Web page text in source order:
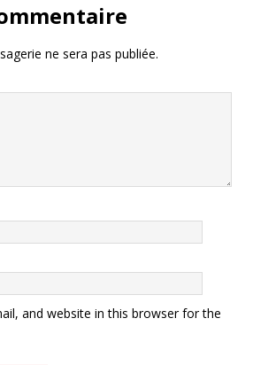
ne sera pas publiée.
and website in this browser for the